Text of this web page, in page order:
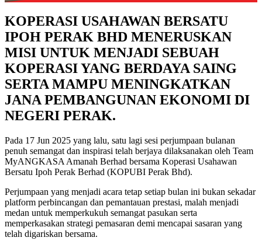
KOPERASI USAHAWAN BERSATU
IPOH PERAK BHD MENERUSKAN
MISI UNTUK MENJADI SEBUAH
KOPERASI YANG BERDAYA SAING
SERTA MAMPU MENINGKATKAN
JANA PEMBANGUNAN EKONOMI DI
NEGERI PERAK.
Pada 17 Jun 2025 yang lalu, satu lagi sesi perjumpaan bulanan
penuh semangat dan inspirasi telah berjaya dilaksanakan oleh Team
MyANGKASA Amanah Berhad bersama Koperasi Usahawan
Bersatu Ipoh Perak Berhad (KOPUBI Perak Bhd).
Perjumpaan yang menjadi acara tetap setiap bulan ini bukan sekadar
platform perbincangan dan pemantauan prestasi, malah menjadi
medan untuk memperkukuh semangat pasukan serta
memperkasakan strategi pemasaran demi mencapai sasaran yang
telah digariskan bersama.